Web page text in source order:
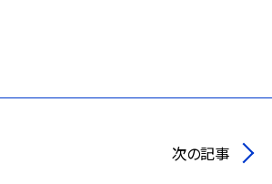
次の記事